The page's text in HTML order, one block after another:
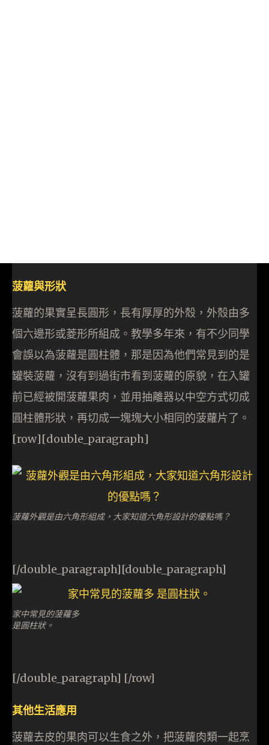
菠蘿與形狀
菠蘿的果實呈長圓形，長有厚厚的外殼，外殼由多
個六邊形或菱形所組成。教學多年來，有不少同學
會誤以為菠蘿是圓柱體，那是因為他們常見到的是
罐裝菠蘿，沒有到過街市看到菠蘿的原貌，在入罐
前已經被開菠蘿果肉，並用抽離器以中空方式切成
圓柱體形狀，再切成一塊塊大小相同的菠蘿片了。
[row][double_paragraph]
菠蘿外觀是由六角形組成，大家知道六角形設計的優點嗎？
[/double_paragraph][double_paragraph]
家中常見的菠蘿多
是圓柱狀。
[/double_paragraph] [/row]
其他生活應用
菠蘿去皮的果肉可以生食之外，把菠蘿肉類一起烹